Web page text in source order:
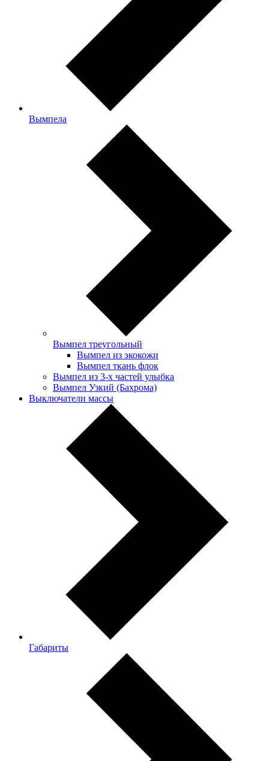
Вымпела
Вымпел треугольный
Вымпел из экокожи
Вымпел ткань флок
Вымпел из 3-х частей улыбка
Вымпел Узкий (Бахрома)
Выключатели массы
Габариты